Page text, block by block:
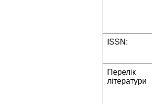
ISSN:
Перелік
літератури